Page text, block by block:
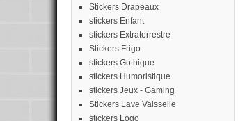
Stickers Drapeaux
stickers Enfant
stickers Extraterrestre
Stickers Frigo
stickers Gothique
stickers Humoristique
stickers Jeux - Gaming
Stickers Lave Vaisselle
stickers Logo